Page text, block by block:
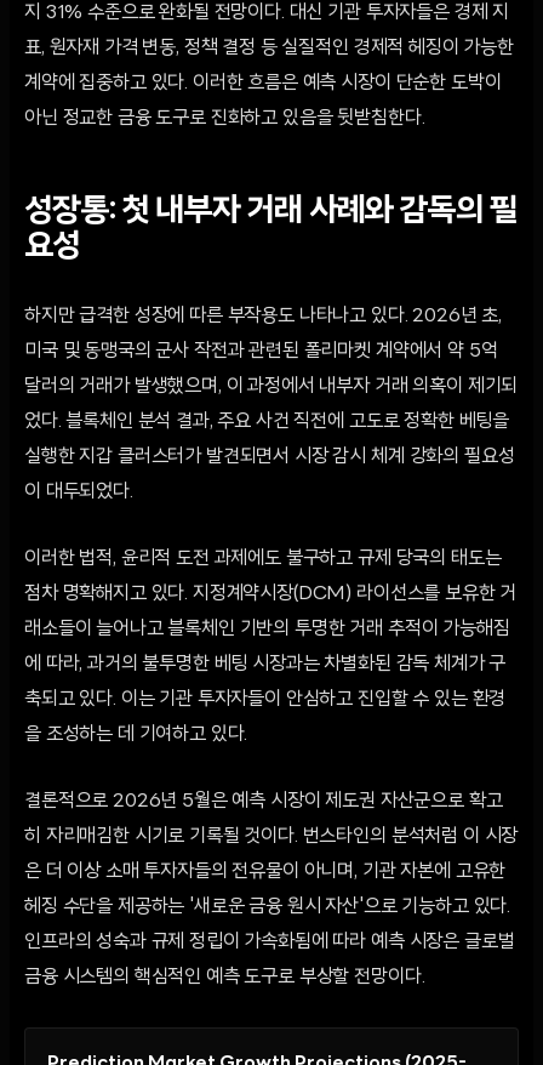
지 31% 수준으로 완화될 전망이다. 대신 기관 투자자들은 경제 지
표, 원자재 가격 변동, 정책 결정 등 실질적인 경제적 헤징이 가능한
계약에 집중하고 있다. 이러한 흐름은 예측 시장이 단순한 도박이
아닌 정교한 금융 도구로 진화하고 있음을 뒷받침한다.
성장통: 첫 내부자 거래 사례와 감독의 필
요성
하지만 급격한 성장에 따른 부작용도 나타나고 있다. 2026년 초,
미국 및 동맹국의 군사 작전과 관련된 폴리마켓 계약에서 약 5억
달러의 거래가 발생했으며, 이 과정에서 내부자 거래 의혹이 제기되
었다. 블록체인 분석 결과, 주요 사건 직전에 고도로 정확한 베팅을
실행한 지갑 클러스터가 발견되면서 시장 감시 체계 강화의 필요성
이 대두되었다.
이러한 법적, 윤리적 도전 과제에도 불구하고 규제 당국의 태도는
점차 명확해지고 있다. 지정계약시장(DCM) 라이선스를 보유한 거
래소들이 늘어나고 블록체인 기반의 투명한 거래 추적이 가능해짐
에 따라, 과거의 불투명한 베팅 시장과는 차별화된 감독 체계가 구
축되고 있다. 이는 기관 투자자들이 안심하고 진입할 수 있는 환경
을 조성하는 데 기여하고 있다.
결론적으로 2026년 5월은 예측 시장이 제도권 자산군으로 확고
히 자리매김한 시기로 기록될 것이다. 번스타인의 분석처럼 이 시장
은 더 이상 소매 투자자들의 전유물이 아니며, 기관 자본에 고유한
헤징 수단을 제공하는 '새로운 금융 원시 자산'으로 기능하고 있다.
인프라의 성숙과 규제 정립이 가속화됨에 따라 예측 시장은 글로벌
금융 시스템의 핵심적인 예측 도구로 부상할 전망이다.